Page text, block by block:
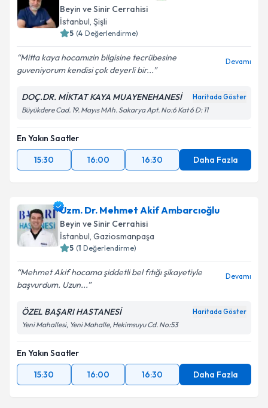
Beyin ve Sinir Cerrahisi
İstanbul, Şişli
5 (4 Değerlendirme)
Mitta kaya hocamızin bilgisine tecrübesine
guveniyorum kendisi çok deyerli bir...
Devamı
DOÇ.DR. MİKTAT KAYA MUAYENEHANESİ Haritada Göster
Büyükdere Cad. 19. Mayıs MAh. Sakarya Apt. No:6 Kat 6 D: 11
En Yakın Saatler
15:30
16:00 16:30 Daha Fazla
Uzm. Dr. Mehmet Akif Ambarcıoğlu
Beyin ve Sinir Cerrahisi
İstanbul, Gaziosmanpaşa
5 (1 Değerlendirme)
Mehmet Akif hocama şiddetli bel fıtığı şikayetiyle
başvurdum. Uzun...
Devamı
ÖZEL BAŞARI HASTANESİ Haritada Göster
Yeni Mahallesi, Yeni Mahalle, Hekimsuyu Cd. No:53
En Yakın Saatler
15:30
16:00 16:30 Daha Fazla